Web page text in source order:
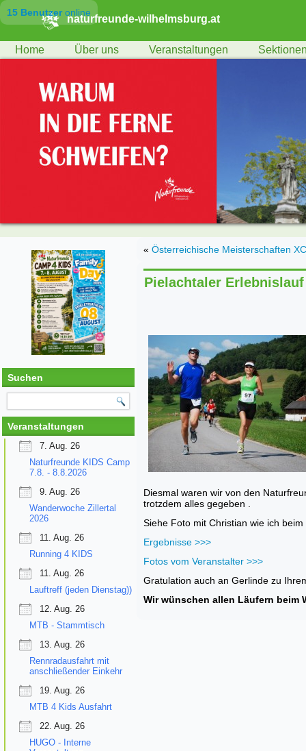
15 Benutzeronline
naturfreunde-wilhelmsburg.at
Home Über uns Veranstaltungen
Suchen
Veranstaltungen
7. Aug. 26
Naturfreunde KIDS Camp
7.8. - 8.8.2026
9. Aug. 26
Wanderwoche Zillertal
2026
11. Aug. 26
Running 4 KIDS
11. Aug. 26
Lauftreff (jeden Dienstag))
12. Aug. 26
MTB - Stammtisch
13. Aug. 26
Rennradausfahrt mit
anschließender Einkehr
19. Aug. 26
MTB 4 Kids Ausfahrt
22. Aug. 26
HUGO - Interne
« Österreichische Meisterschaften
Pielachtaler
Diesmal waren wir von den
trotzdem alles gegeben .
Siehe Foto mit Christian wie ich
Ergebnisse >>>
Fotos vom Veranstalter >>>
Gratulation auch an Gerlinde zu
Wir wünschen allen Läufern beim